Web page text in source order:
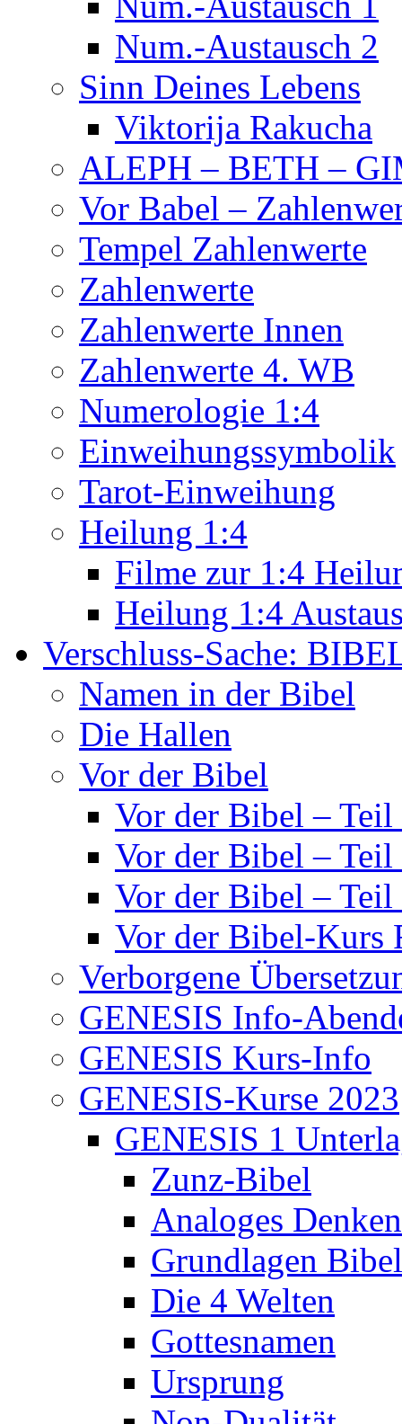
Num.-Austausch 2
Sinn Deines Lebens
Viktorija Rakucha
ALEPH – BETH –
Vor Babel –
Tempel Zahlenwerte
Zahlenwerte
Zahlenwerte Innen
Zahlenwerte 4. WB
Numerologie 1:4
Einweihungssymbolik
Tarot-Einweihung
Heilung 1:4
Filme zur 1:4
Heilung 1:4
Verschluss-Sache:
Namen in der Bibel
Die Hallen
Vor der Bibel
Vor der Bibel – Teil
Vor der Bibel – Teil
Vor der Bibel – Teil
Vor der Bibel-Kurs
Verborgene
GENESIS Info-
GENESIS Kurs-Info
GENESIS-Kurse 2023
GENESIS 1
Zunz-Bibel
Analoges Denken
Grundlagen Bibel
Die 4 Welten
Gottesnamen
Ursprung